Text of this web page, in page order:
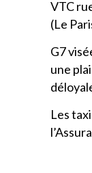
VTC
(Le
G7
une
Les